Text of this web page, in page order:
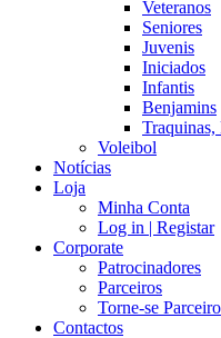
Veteranos
Seniores
Juvenis
Iniciados
Infantis
Benjamins
Traquinas,
Voleibol
Notícias
Loja
Minha Conta
Log in | Registar
Corporate
Patrocinadores
Parceiros
Torne-se Parceiro
Contactos